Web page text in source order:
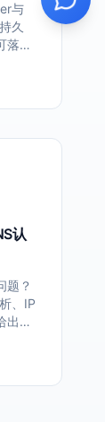
与
久
落地
认
题？
、IP
出一